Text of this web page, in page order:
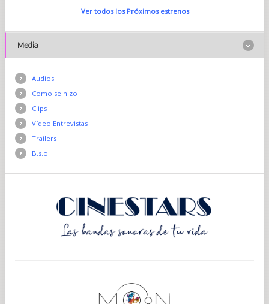
Ver todos los Próximos estrenos
Media
Audios
Como se hizo
Clips
Vídeo Entrevistas
Trailers
B.s.o.